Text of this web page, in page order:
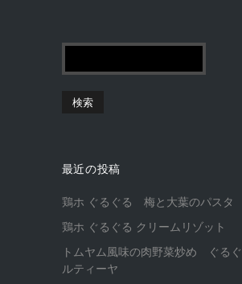
最近の投稿
鶏ホ ぐるぐる 梅と大葉のパスタ
鶏ホ ぐるぐる クリームリゾット
トムヤム風味の肉野菜炒め ぐる
ルティーヤ